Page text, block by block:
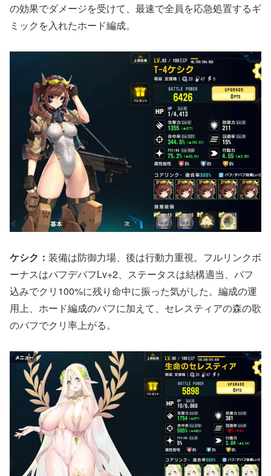
の効果でダメージを受けて、最速で全員を応急処置するギ
ミックを入れたホード編成。
ケシク： 装備は防御力場、後は行動力重視。フルリンクボ
ーナスはバフデバフLv+2、ステータスは結構適当、バフ
込みでクリ100%に残り命中に振った気がした。編成の運
用上、ホード編成のバフに加えて、セレスティアの森の歌
のバフでクリ率上がる。